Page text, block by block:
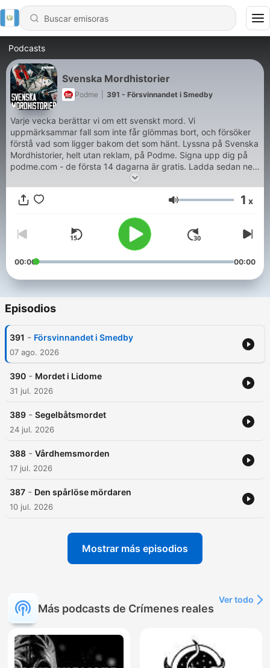
Podcasts
Svenska Mordhistorier
Podme 391 - Försvinnandet i Smedby
Varje vecka berättar vi om ett svenskt mord. Vi
uppmärksammar fall som inte får glömmas bort, och försöker
förstå vad som ligger bakom det som hänt. Lyssna på Svenska
Mordhistorier, helt utan reklam, på Podme. Signa upp dig på
podme.com - de första 14 dagarna är gratis. Ladda sedan ner
Podme-appen i Appstore eller Google Play.
Volumen 1 x
00:00 00:00
Episodios
391 - Försvinnandet i Smedby
07 ago. 2026
390 - Mordet i Lidome
31 jul. 2026
389 - Segelbåtsmordet
24 jul. 2026
388 - Vårdhemsmorden
17 jul. 2026
387 - Den spårlöse mördaren
10 jul. 2026
Mostrar más episodios
Más podcasts de Crímenes reales
Ver todo